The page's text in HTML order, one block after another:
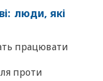
люди, які
працювати
проти